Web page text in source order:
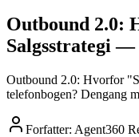
Outbound 2.0:
Salgsstrategi
Outbound 2.0: Hvorfor
telefonbogen? Dengang
Forfatter: Agent360